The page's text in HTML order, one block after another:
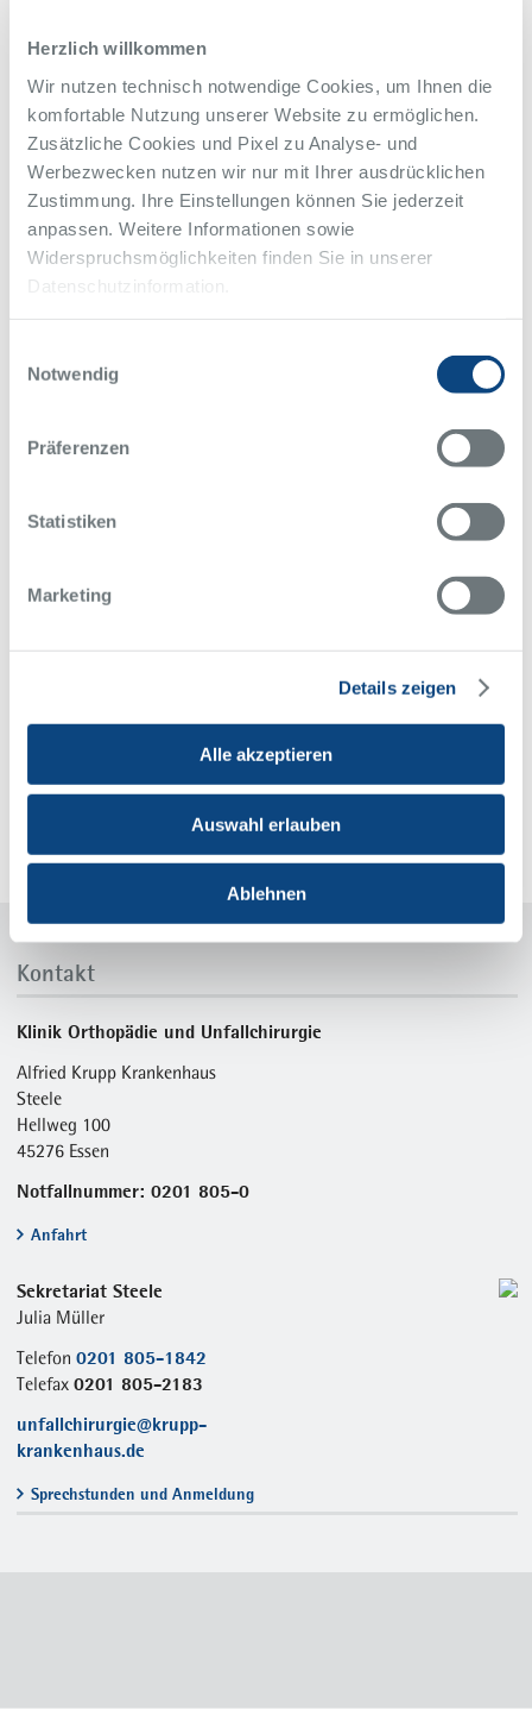
Herzlich willkommen
Wir nutzen technisch notwendige Cookies, um Ihnen die
komfortable Nutzung unserer Website zu ermöglichen.
Zusätzliche Cookies und Pixel zu Analyse- und
Werbezwecken nutzen wir nur mit Ihrer ausdrücklichen
Zustimmung. Ihre Einstellungen können Sie jederzeit
anpassen. Weitere Informationen sowie
Widerspruchsmöglichkeiten finden Sie in unserer
Datenschutzinformation.
Notwendig
Präferenzen
Statistiken
Marketing
Details zeigen
Alle akzeptieren
Auswahl erlauben
Ablehnen
Präventiv, während oder nach einer Therapie der Wirbelsäule ist
regelmäßiges Training der beteiligten Muskulatur empfehlenswert.
Im neuen YouTube-Video zeigt Ihnen Marcio Santos Maia,
Physiotherapeut im Wirbelsäulenspezialzentrum, einige effektive
Übungen für Zuhause.
mehr
Die Ärzteliste des FOCUS Gesundheit feiert 2023 ihr
dreißigjähriges Jubiläum. Eine lange Zeit, in der den Lesern immer
wieder auch Ärzte des Alfried Krupp Krankenhaus empfohlen
wurden. So auch in der Jubiläumsausgabe des bekannten
mehr
alle Meldungen
Kontakt
Klinik Orthopädie und Unfallchirurgie
Alfried Krupp Krankenhaus
Steele
Hellweg 100
45276 Essen
Notfallnummer: 0201 805-0
Anfahrt
Sekretariat Steele
Julia Müller
Telefon0201 805-1842
Telefax0201 805-2183
unfallchirurgie@krupp-
krankenhaus.de
Sprechstunden und Anmeldung